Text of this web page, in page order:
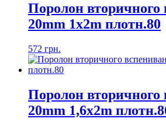
Поролон вторичного
20mm 1x2m плотн.80
572 грн.
Поролон вторичного
20mm 1,6x2m